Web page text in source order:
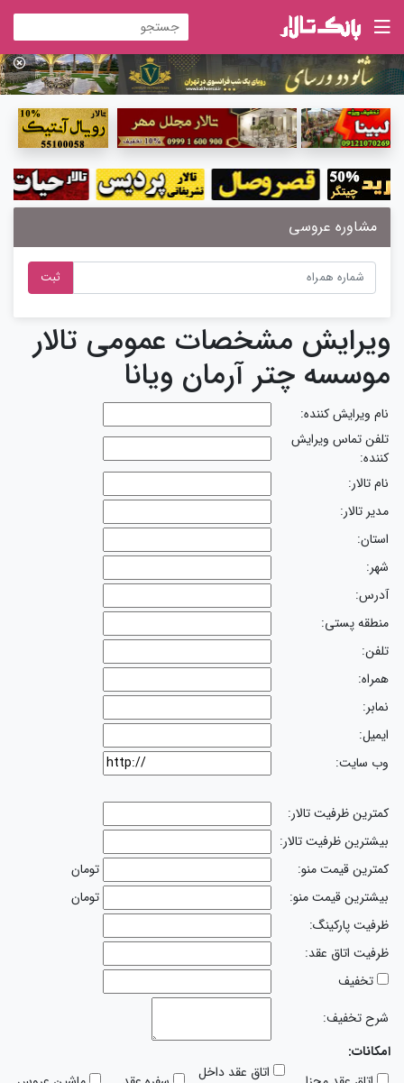
مشاوره عروسی
ثبت
ویرایش مشخصات عمومی تالار
موسسه چتر آرمان ویانا
نام ویرایش کننده:
تلفن تماس ویرایش
کننده:
نام تالار:
مدیر تالار:
استان:
شهر:
آدرس:
منطقه پستی:
تلفن:
همراه:
نمابر:
ایمیل:
وب سایت:
کمترین ظرفیت تالار:
بیشترین ظرفیت تالار:
کمترین قیمت منو:
تومان
بیشترین قیمت منو:
تومان
ظرفیت پارکینگ:
ظرفیت اتاق عقد:
تخفیف
شرح تخفیف:
امکانات:
اتاق عقد داخل